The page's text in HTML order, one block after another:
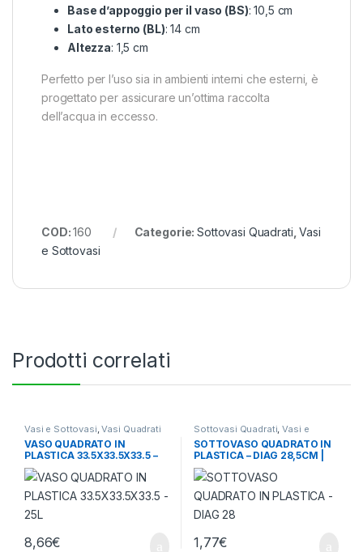
Base d’appoggio per il vaso (BS): 10,5 cm
Lato esterno (BL): 14 cm
Altezza: 1,5 cm
Perfetto per l’uso sia in ambienti interni che esterni, è
progettato per assicurare un’ottima raccolta
dell’acqua in eccesso.
COD:160 Categorie:Sottovasi Quadrati ,Vasi
e Sottovasi
Prodotti correlati
Vasi e Sottovasi,Vasi Quadrati
VASO QUADRATO IN
PLASTICA 33.5X33.5X33.5 –
25L
8,66€
Sottovasi Quadrati,Vasi e
Sottovasi
SOTTOVASO QUADRATO IN
PLASTICA – DIAG 28,5CM |
BASE 19,5X19,5 CM (X VASO
14L)
1,77€